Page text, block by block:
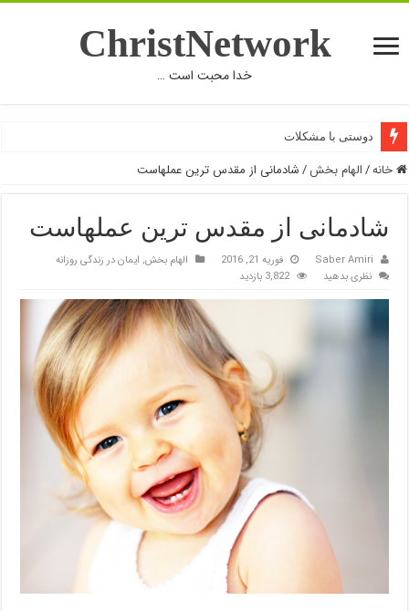
ChristNetwork
خدا محبت است …
دوستی با مشکلات
خانه/الهام بخش /شادمانی از مقدس ترين عملهاست
شادمانی از مقدس ترين عملهاست
Saber Amiri فوریه 21, 2016 الهام بخش, ایمان در زندگی روزانه
نظری بدهید
3,822 بازدید